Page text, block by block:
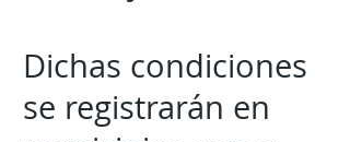
Dichas condiciones
se registrarán en